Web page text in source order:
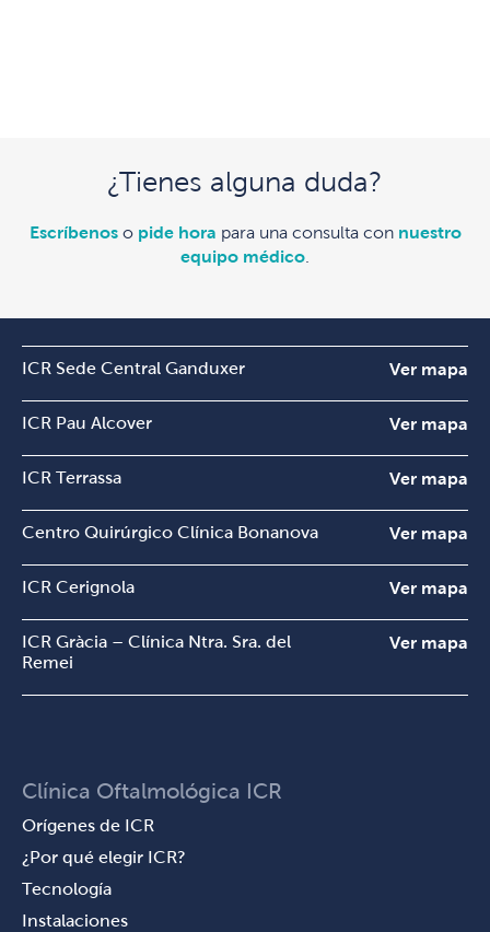
¿Tienes alguna duda?
Escríbenoso pide hora para una consulta con nuestro
equipo médico
ICR Sede Central Ganduxer Ver mapa
ICR Pau Alcover Ver mapa
ICR Terrassa Ver mapa
Centro Quirúrgico Clínica Bonanova Ver mapa
ICR Cerignola Ver mapa
ICR Gràcia – Clínica Ntra. Sra. del
Remei
Ver mapa
Clínica Oftalmológica ICR
Orígenes de ICR
¿Por qué elegir ICR?
Tecnología
Instalaciones